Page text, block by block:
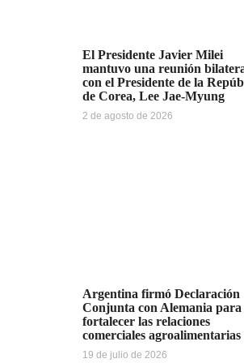
El Presidente Javier Milei
mantuvo una reunión
con el Presidente de la
de Corea, Lee Jae-Myung
2 de agosto de 2026
Argentina firmó Declaración
Conjunta con Alemania para
fortalecer las relaciones
comerciales agroalimentarias
19 de julio de 2026